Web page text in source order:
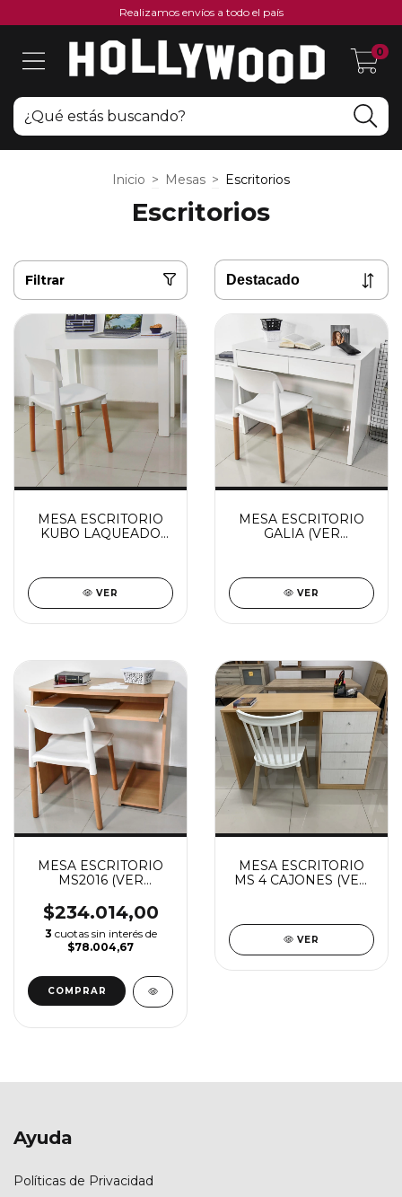
Realizamos envíos a todo el país
0
Inicio > Mesas > Escritorios
Escritorios
Filtrar
MESA ESCRITORIO
KUBO LAQUEADO
VER
MESA ESCRITORIO
GALIA (VER
VER
MESA ESCRITORIO
MS2016 (VER
TRANSFERENCIA)
$234.014,00
3 cuotas sin interés de
$78.004,67
MESA ESCRITORIO
MS 4 CAJONES (VER
VER
Ayuda
Políticas de Privacidad